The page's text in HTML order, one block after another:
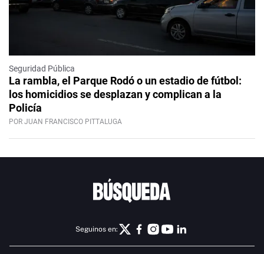
Seguridad Pública
La rambla, el Parque Rodó o un estadio de fútbol:
los homicidios se desplazan y complican a la
Policía
POR JUAN FRANCISCO PITTALUGA
Seguinos en: